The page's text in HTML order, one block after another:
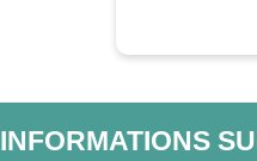
INFORMATIONS